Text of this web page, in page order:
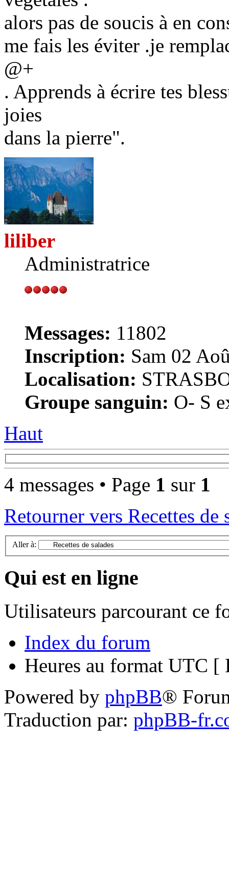
alors pas de soucis à en
me fais les éviter .je
@+
. Apprends à écrire tes
joies
dans la pierre".
liliber
Administratrice
Messages: 11802
Inscription: Sam 02
Localisation:
Groupe sanguin: O- S
Haut
4 messages • Page 1 sur 1
Retourner vers Recettes de
Aller à:
Qui est en ligne
Utilisateurs parcourant ce
Index du forum
Heures au format UTC [
Powered by phpBB®
Traduction par: phpBB-